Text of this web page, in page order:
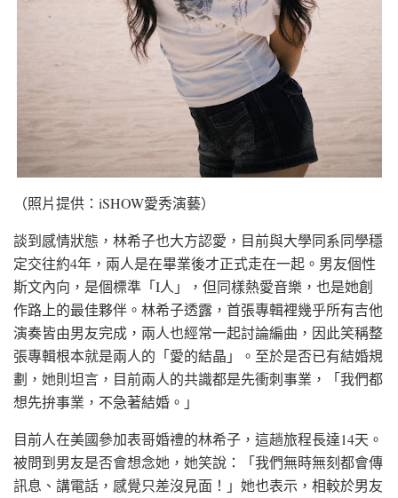
（照片提供：iSHOW愛秀演藝）
談到感情狀態，林希子也大方認愛，目前與大學同系同學穩
定交往約4年，兩人是在畢業後才正式走在一起。男友個性
斯文內向，是個標準「I人」，但同樣熱愛音樂，也是她創
作路上的最佳夥伴。林希子透露，首張專輯裡幾乎所有吉他
演奏皆由男友完成，兩人也經常一起討論編曲，因此笑稱整
張專輯根本就是兩人的「愛的結晶」。至於是否已有結婚規
劃，她則坦言，目前兩人的共識都是先衝刺事業，「我們都
想先拚事業，不急著結婚。」
目前人在美國參加表哥婚禮的林希子，這趟旅程長達14天。
被問到男友是否會想念她，她笑說：「我們無時無刻都會傳
訊息、講電話，感覺只差沒見面！」她也表示，相較於男友